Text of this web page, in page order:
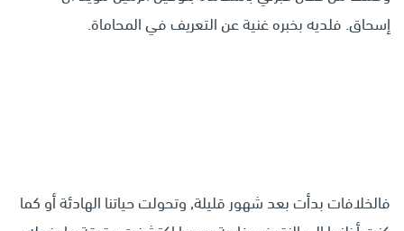
إسحاق. فلديه بخبره غنية عن التعريف في المحاماة.
فالخلافات بدأت بعد شهور قليلة, وتحولت حياتنا الهادئة أو كما